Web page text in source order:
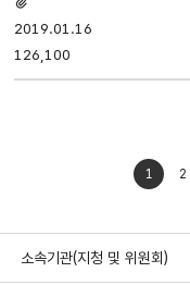
있음
2019.01.16
126,100
처음으로
1 2
소속기관(지청 및 위원회)